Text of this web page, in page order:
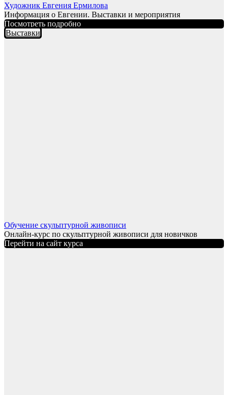
Художник Евгения Ермилова
Информация о Евгении. Выставки и мероприятия
Посмотреть подробно
Выставки
Обучение скульптурной живописи
Онлайн-курс по скульптурной живописи для новичков
Перейти на сайт курса